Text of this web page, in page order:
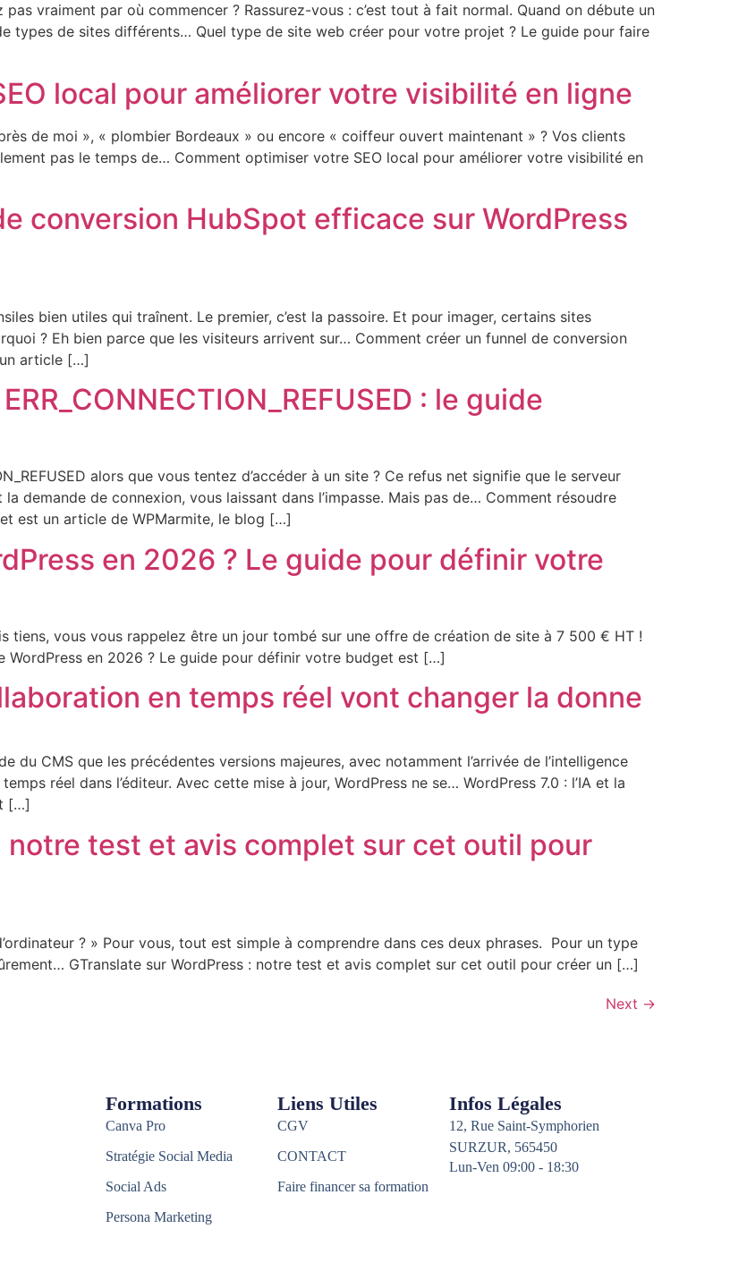
vraiment par où commencer ? Rassurez-vous : c’est tout à fait normal. Quand on débute un
types de sites différents… Quel type de site web créer pour votre projet ? Le guide pour faire
local pour améliorer votre visibilité en ligne
de moi », « plombier Bordeaux » ou encore « coiffeur ouvert maintenant » ? Vos clients
pas le temps de… Comment optimiser votre SEO local pour améliorer votre visibilité en
conversion HubSpot efficace sur WordPress
bien utiles qui traînent. Le premier, c’est la passoire. Et pour imager, certains sites
? Eh bien parce que les visiteurs arrivent sur… Comment créer un funnel de conversion
article […]
: le guide
alors que vous tentez d’accéder à un site ? Ce refus net signifie que le serveur
demande de connexion, vous laissant dans l’impasse. Mais pas de… Comment résoudre
est un article de WPMarmite, le blog […]
en 2026 ? Le guide pour définir votre
vous vous rappelez être un jour tombé sur une offre de création de site à 7 500 € HT !
en 2026 ? Le guide pour définir votre budget est […]
en temps réel vont changer la donne
du CMS que les précédentes versions majeures, avec notamment l’arrivée de l’intelligence
réel dans l’éditeur. Avec cette mise à jour, WordPress ne se… WordPress 7.0 : l’IA et la
[…]
notre test et avis complet sur cet outil pour
? » Pour vous, tout est simple à comprendre dans ces deux phrases. Pour un type
GTranslate sur WordPress : notre test et avis complet sur cet outil pour créer un […]
Next →
Formations
Canva Pro
Stratégie Social Media
Social Ads
Persona Marketing
Liens Utiles
CGV
CONTACT
Faire financer sa formation
Infos Légales
12, Rue Saint-Symphorien
SURZUR, 565450
Lun-Ven 09:00 - 18:30